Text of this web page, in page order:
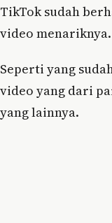
TikTok sudah
video menariknya.
Seperti yang
video yang dari
yang lainnya.